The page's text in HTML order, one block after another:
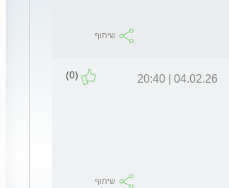
שיתוף
04.02.26 | 20:40
(0)
שיתוף